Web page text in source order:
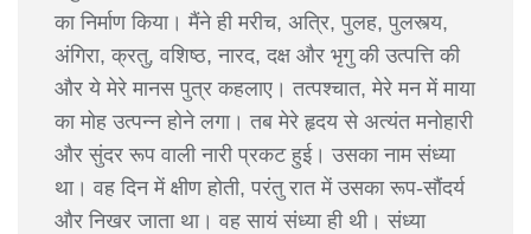
का निर्माण किया। मैंने ही मरीच, अत्रि, पुलह, पुलस्त्य,
अंगिरा, क्रतु, वशिष्ठ, नारद, दक्ष और भृगु की उत्पत्ति की
और ये मेरे मानस पुत्र कहलाए। तत्पश्चात, मेरे मन में माया
का मोह उत्पन्न होने लगा। तब मेरे हृदय से अत्यंत मनोहारी
और सुंदर रूप वाली नारी प्रकट हुई। उसका नाम संध्या
था। वह दिन में क्षीण होती, परंतु रात में उसका रूप-सौंदर्य
और निखर जाता था। वह सायं संध्या ही थी। संध्या